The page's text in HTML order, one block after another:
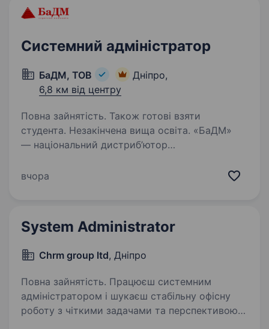
Системний адміністратор
БаДМ, ТОВ
Дніпро,
6,8 км від центру
Повна зайнятість. Також готові взяти
студента. Незакінчена вища освіта. «БаДМ»
— національний дистриб’ютор
в силу нашої команди та забезпечуємо ліками
вчора
System Administrator
Chrm group ltd, Дніпро
Повна зайнятість. Працюєш системним
адміністратором і шукаєш стабільну офісну
роботу з чіткими задачами та перспективою